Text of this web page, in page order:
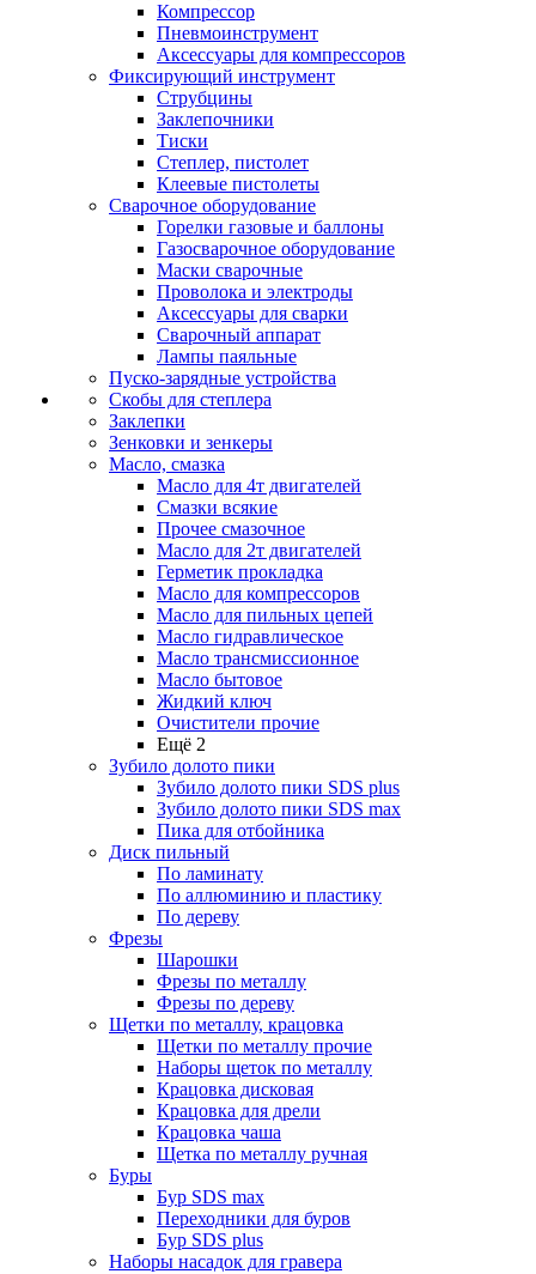
Компрессор
Пневмоинструмент
Аксессуары для компрессоров
Фиксирующий инструмент
Струбцины
Заклепочники
Тиски
Степлер, пистолет
Клеевые пистолеты
Сварочное оборудование
Горелки газовые и баллоны
Газосварочное оборудование
Маски сварочные
Проволока и электроды
Аксессуары для сварки
Сварочный аппарат
Лампы паяльные
Пуско-зарядные устройства
Скобы для степлера
Заклепки
Зенковки и зенкеры
Масло, смазка
Масло для 4т двигателей
Смазки всякие
Прочее смазочное
Масло для 2т двигателей
Герметик прокладка
Масло для компрессоров
Масло для пильных цепей
Масло гидравлическое
Масло трансмиссионное
Масло бытовое
Жидкий ключ
Очистители прочие
Ещё 2
Зубило долото пики
Зубило долото пики SDS plus
Зубило долото пики SDS max
Пика для отбойника
Диск пильный
По ламинату
По аллюминию и пластику
По дереву
Фрезы
Шарошки
Фрезы по металлу
Фрезы по дереву
Щетки по металлу, крацовка
Щетки по металлу прочие
Наборы щеток по металлу
Крацовка дисковая
Крацовка для дрели
Крацовка чаша
Щетка по металлу ручная
Буры
Бур SDS max
Переходники для буров
Бур SDS plus
Наборы насадок для гравера